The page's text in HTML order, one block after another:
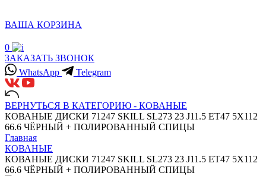
ВАША КОРЗИНА
0
ЗАКАЗАТЬ ЗВОНОК
WhatsApp
Telegram
ВЕРНУТЬСЯ В КАТЕГОРИЮ - КОВАНЫЕ
КОВАНЫЕ ДИСКИ 71247 SKILL SL273 23 J11.5 ET47 5X112
66.6 ЧЁРНЫЙ + ПОЛИРОВАННЫЙ СПИЦЫ
Главная
КОВАНЫЕ
КОВАНЫЕ ДИСКИ 71247 SKILL SL273 23 J11.5 ET47 5X112
66.6 ЧЁРНЫЙ + ПОЛИРОВАННЫЙ СПИЦЫ